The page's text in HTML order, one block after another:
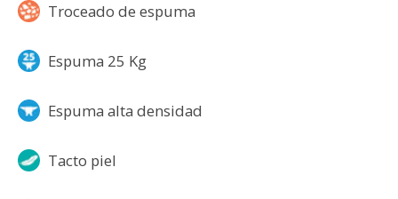
Troceado de espuma
Espuma 25 Kg
Espuma alta densidad
Tacto piel